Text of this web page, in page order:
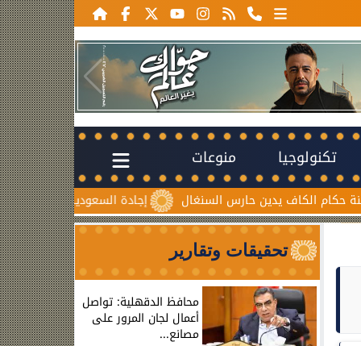
تكنولوجيا منوعات
إجادة السعودية للطيران تُطلق ”درعاً جوياً” حارس السنغال
تحقيقات وتقارير
محافظ الدقهلية: تواصل
أعمال لجان المرور على
مصانع...